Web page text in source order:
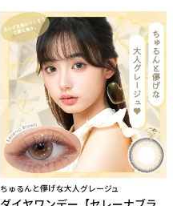
ちゅるんと儚げな大人グレージュ